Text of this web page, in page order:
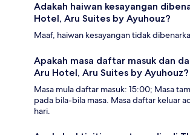
Adakah haiwan kesayangan
Hotel, Aru Suites by Ayuhouz?
Maaf, haiwan kesayangan tidak
Apakah masa daftar masuk dan
Aru Hotel, Aru Suites by Ayuhouz?
Masa mula daftar masuk: 15:00; Masa
pada bila-bila masa. Masa daftar keluar
hari.